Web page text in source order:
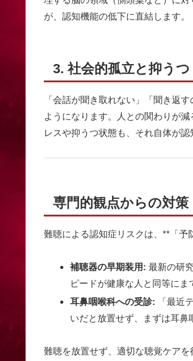
が、認知機能の低下に直結します。
3. 社会的孤立と抑うつ
「会話が聞き取れない」「聞き返
ようになります。人との関わりが
レスや抑うつ状態も、それ自体が
専門的観点からの対策
難聴による認知症リスクは、**「予
補聴器の早期装用: 最新の研
ピードが健康な人と同等に
耳鼻咽喉科への受診: 「最近
いだと放置せず、まずは耳鼻
難聴を放置せず、適切な聴覚ケア